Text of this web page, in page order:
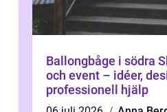
Ballongbåge i södra
och event – idéer,
professionell hjälp